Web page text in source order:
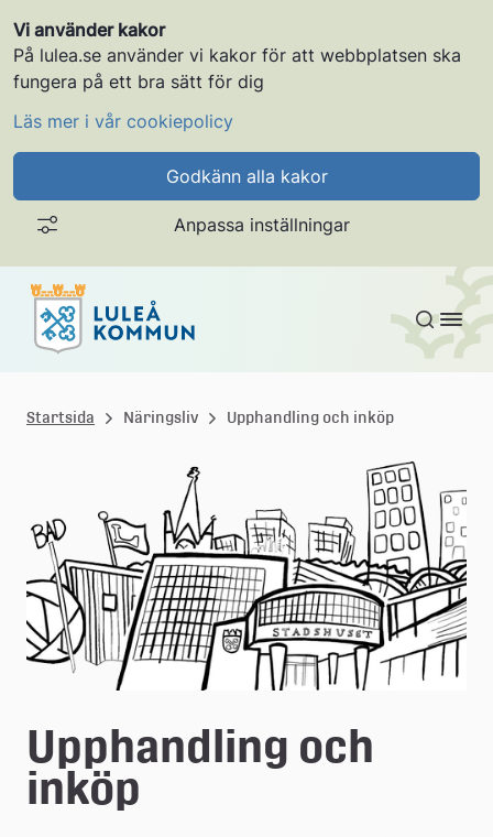
Vi använder kakor
På lulea.se använder vi kakor för att webbplatsen ska
fungera på ett bra sätt för dig
Läs mer i vår cookiepolicy
Godkänn alla kakor
Anpassa inställningar
Gå till innehållet
u
e
å
k
o
m
m
u
n
Startsida Näringsliv Upphandling och inköp
Upphandling och
inköp